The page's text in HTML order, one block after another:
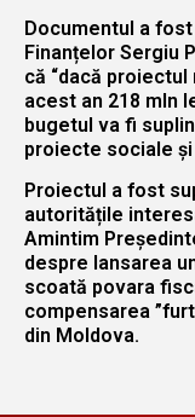
Documentul a
Finanțelor Sergiu
că “dacă
acest an 218 mln
bugetul va fi
proiecte sociale
Proiectul a fost
autoritățile
Amintim
despre lansarea
scoată povara
compensarea
din Moldova.